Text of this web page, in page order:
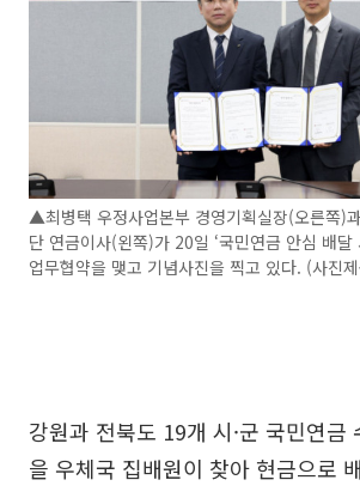
▲최병택 우정사업본부 경영기획실장(오른쪽)
단 연금이사(왼쪽)가 20일 ‘국민연금 안심 배달
업무협약을 맺고 기념사진을 찍고 있다. (사진
강원과 전북도 19개 시·군 국민연금
을 우체국 집배원이 찾아 현금으로